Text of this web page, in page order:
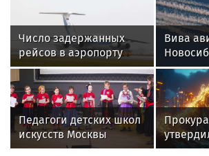
Число задержанных
рейсов в аэропорту
Сочи увеличилось до
165
Вива
Педагоги детских школ
искусств Москвы
делятся опытом с
за